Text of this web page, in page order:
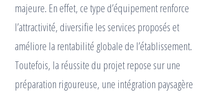
majeure. En effet, ce type d’équipement renforce
l’attractivité, diversifie les services proposés et
améliore la rentabilité globale de l’établissement.
Toutefois, la réussite du projet repose sur une
préparation rigoureuse, une intégration paysagère